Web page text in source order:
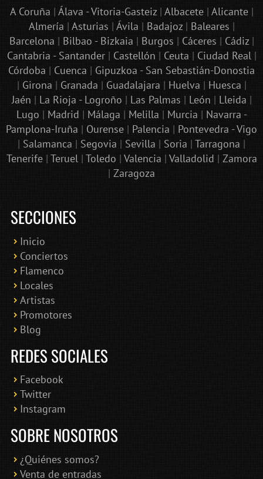
A Coruña | Álava - Vitoria-Gasteiz| Albacete| Alicante|
Almería | Asturias | Ávila | Badajoz| Baleares |
Barcelona | Bilbao - Bizkaia | Burgos | Cáceres | Cádiz|
Cantabria - Santander| Castellón | Ceuta | Ciudad Real|
Córdoba | Cuenca | Gipuzkoa - San Sebastián-Donostia
| Girona | Granada | Guadalajara | Huelva | Huesca |
Jaén | La Rioja - Logroño | Las Palmas | León | Lleida |
Lugo | Madrid | Málaga | Melilla | Murcia | Navarra -
Pamplona-Iruña | Ourense | Palencia | Pontevedra - Vigo
| Salamanca | Segovia | Sevilla | Soria | Tarragona |
Tenerife| Teruel| Toledo | Valencia | Valladolid | Zamora
| Zaragoza
SECCIONES
Inicio
Conciertos
Flamenco
Locales
Artistas
Promotores
Blog
REDES SOCIALES
Facebook
Twitter
Instagram
SOBRE NOSOTROS
¿Quiénes somos?
Venta de entradas